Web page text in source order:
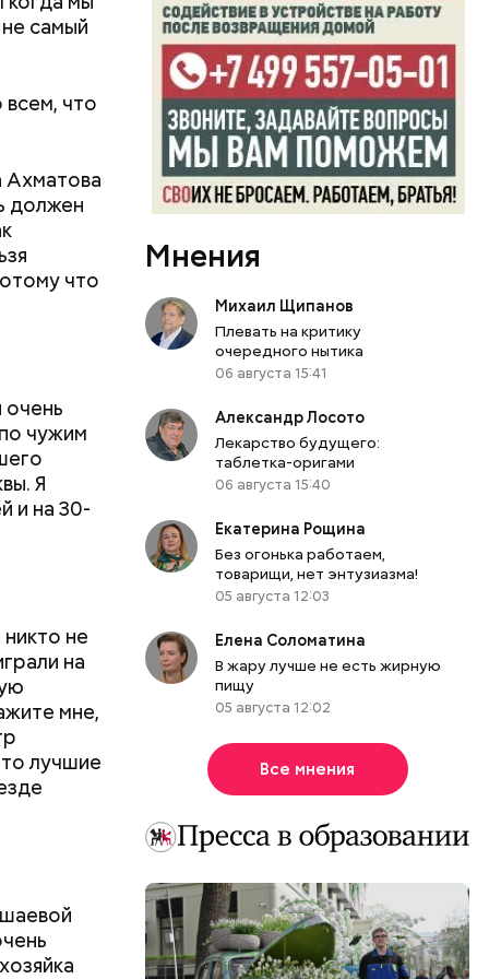
самый
что
Ахматова
должен
что
очень
чужим
Я
и на 30-
не
на
мне,
лучшие
или
и
его
Мнения
Михаил Щипанов
Плевать на критику
очередного нытика
06 августа 15:41
Александр Лосото
Лекарство будущего:
таблетка-оригами
06 августа 15:40
Екатерина Рощина
Без огонька работаем,
товарищи, нет энтузиазма!
05 августа 12:03
Елена Соломатина
В жару лучше не есть жирную
пищу
05 августа 12:02
Все мнения